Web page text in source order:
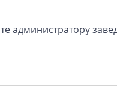
администратору